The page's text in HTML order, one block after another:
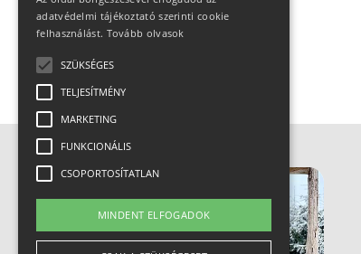
adatvédelmi tájékoztató szerinti cookie
felhasználást. Tovább olvasok
SZÜKSÉGES
TELJESÍTMÉNY
MARKETING
FUNKCIONÁLIS
CSOPORTOSÍTATLAN
MINDENT ELFOGADOK